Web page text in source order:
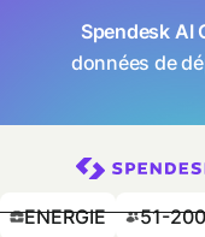
Spendesk AI
données de
ENERGIE 51-200